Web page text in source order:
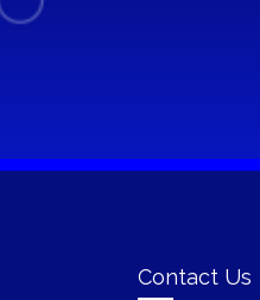
Contact Us